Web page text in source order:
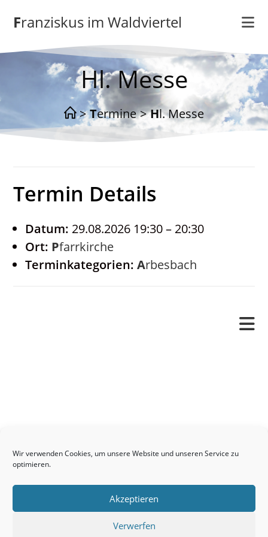
Wir verwenden Cookies, um unsere Website und unseren Service zu
optimieren.
Akzeptieren
Verwerfen
Inhalt
springenFranziskus im Waldviertel
Hl. Messe
> Termine > Hl. Messe
Termin Details
Datum: 29.08.2026 19:30– 20:30
Ort:
Pfarrkirche
Terminkategorien:
Arbesbach
Kontakt
Links
Neuigkeiten
Seelsorge / Sakramente